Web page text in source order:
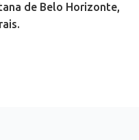
de Belo Horizonte,